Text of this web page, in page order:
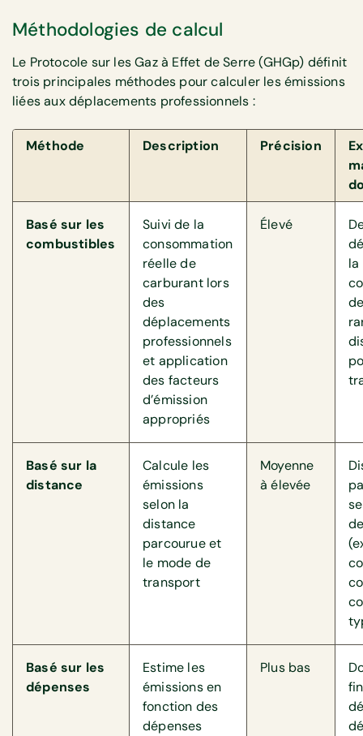
Méthodologies de calcul
Le Protocole sur les Gaz à Effet de Serre (GHGp) définit
trois principales méthodes pour calculer les émissions
liées aux déplacements professionnels :
Méthode Description Précision
Basé sur les
combustibles
Suivi de la
consommation
réelle de
carburant lors
des
déplacements
professionnels
et application
des facteurs
d’émission
appropriés
Élevé
la
Basé sur la
distance
Calcule les
émissions
selon la
distance
parcourue et
le mode de
transport
Moyenne
à élevée
Basé sur les
dépenses
Estime les
émissions en
fonction des
dépenses
Plus bas